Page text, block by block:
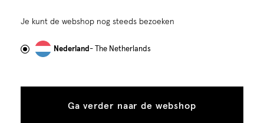
gebruiken wij cookies en daarmee vergelijkbare
om advertenties te personaliseren...
tonen
toestaan
Je kunt de webshop nog steeds bezoeken
Nederland- The Netherlands
Ga verder naar de webshop